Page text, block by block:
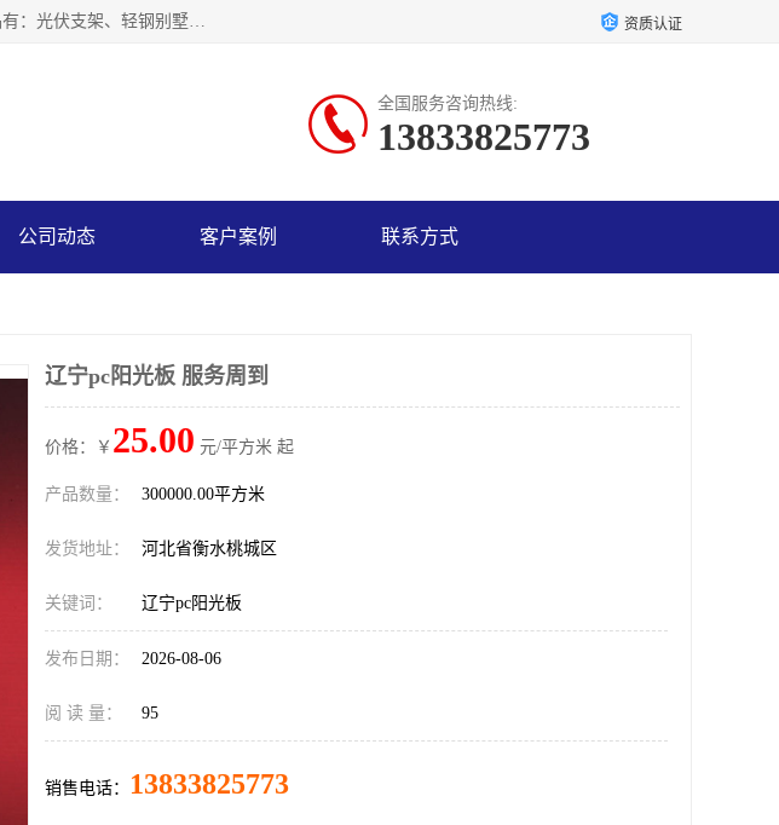
神龙拜耳科技衡水股份有限公司河北一家生产光伏支架，轻钢别墅，阳光板、耐力板的公司，主要产品有：光伏支架、轻钢别墅、阳光板、耐力板、采光板等，公司参与制定了多项标准。 资质认证
全国服务咨询热线:
13833825773
公司动态 客户案例 联系方式
辽宁pc阳光板 服务周到
价格：￥ 25.00 元/平方米 起
产品数量： 300000.00平方米
发货地址： 河北省衡水桃城区
关键词： 辽宁pc阳光板
发布日期： 2026-08-06
阅 读 量： 95
销售电话： 13833825773